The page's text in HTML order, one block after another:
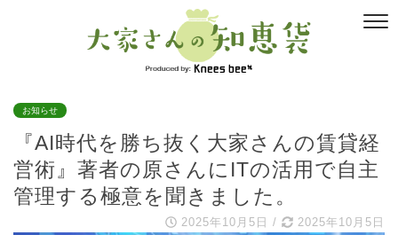
お知らせ
『AI時代を勝ち抜く大家さんの賃貸経
営術』著者の原さんにITの活用で自主
管理する極意を聞きました。
2025年10月5日 / 2025年10月5日